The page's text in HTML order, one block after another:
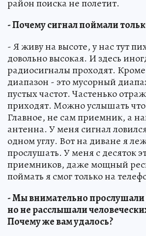
район поиска не полетит.
- Почему сигнал поймали
­- Я живу на высоте, у нас тут
довольно высокая. И здесь
радиосигналы проходят.
диапазон - это мусорный
пустых частот. Частенько
приходят. Можно услышать что
Главное, не сам приемник, а
антенна. У меня сигнал
одном углу. Вот на диване я
прослушать. У меня с десяток
приемников, даже мощный
поймать я смог только на
- Мы внимательно
но не расслышали
Почему же вам удалось?